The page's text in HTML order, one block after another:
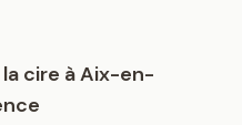
cire àAix-en-